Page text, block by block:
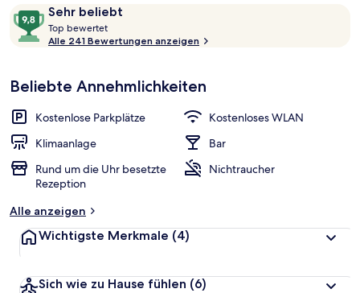
Restaurant
67 €.
Bewertungen
Sehr beliebt
9,8
von
10,
beliebt
Top bewertet
o
b
w
e
e
Alle 241 Bewertungen anzeigen
Beliebte Annehmlichkeiten
Kostenlose Parkplätze
Kostenloses WLAN
Klimaanlage
Bar
Rund um die Uhr besetzte
Rezeption
Nichtraucher
Alle anzeigen
Wichtigste Merkmale (4)
Sich wie zu Hause fühlen (6)